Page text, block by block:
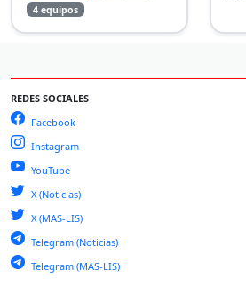
4 equipos
REDES SOCIALES
Facebook
Instagram
YouTube
X (Noticias)
X (MAS-LIS)
Telegram (Noticias)
Telegram (MAS-LIS)